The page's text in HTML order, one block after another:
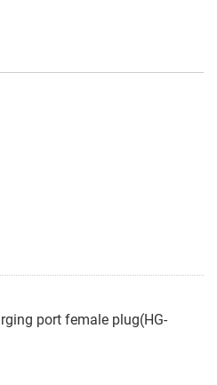
port female plug(HG-